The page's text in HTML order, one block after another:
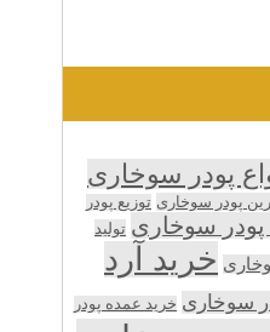
پودر سوخاری
پودر سوخاری توزیع پودر
پودر سوخاری تولید
خرید آرد
سوخاری خرید عمده پودر